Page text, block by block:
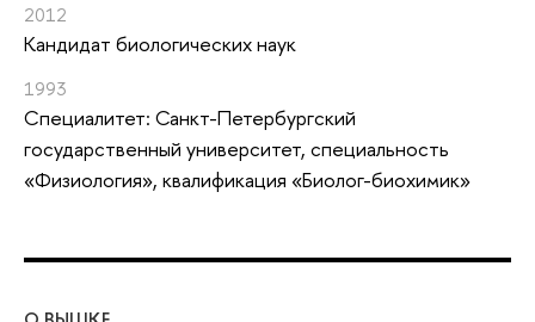
2012
Кандидат биологических наук
1993
Специалитет: Санкт-Петербургский
государственный университет, специальность
«Физиология», квалификация «Биолог-биохимик»